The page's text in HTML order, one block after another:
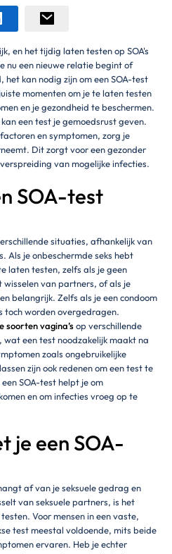
en het tijdig laten testen op SOA's
nu een nieuwe relatie begint of
het kan nodig zijn om een SOA-test
momenten om je te laten testen
en je gezondheid te beschermen.
een test je gemoedsrust geven.
en symptomen, zorg je
Dit zorgt voor een gezonder
van mogelijke infecties.
SOA-test
situaties, afhankelijk van
Als je onbeschermde seks hebt
laten testen, zelfs als je geen
van partners, of als je
belangrijk. Zelfs als je een condoom
toch worden overgedragen.
soorten vagina’sop verschillende
een test noodzakelijk maakt na
zoals ongebruikelijke
zijn ook redenen om een test te
SOA-test helpt je om
en om infecties vroeg op te
je een SOA-
af van je seksuele gedrag en
van seksuele partners, is het
Voor mensen in een vaste,
test meestal voldoende, mits beide
ervaren. Heb je echter